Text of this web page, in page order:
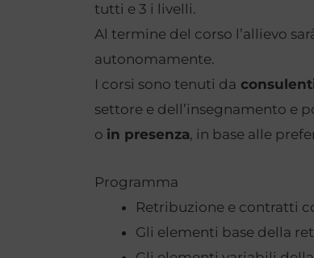
tutti e 3 i livelli.
Al termine del corso l’allievo
autonomamente.
I corsi sono tenuti da
settore e dell’insegnamento e
o in presenza, in base alle
Programma
Retribuzione e contratti
Gli elementi base della